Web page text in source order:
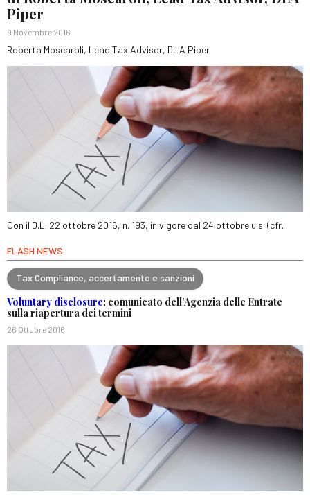
Piper
9 Novembre 2016
Roberta Moscaroli, Lead Tax Advisor, DLA Piper
Con il D.L. 22 ottobre 2016, n. 193, in vigore dal 24 ottobre u.s. (cfr.
FLASH NEWS
Tax Compliance, accertamento e sanzioni
Voluntary disclosure: comunicato dell’Agenzia delle Entrate
sulla riapertura dei termini
26 Ottobre 2016